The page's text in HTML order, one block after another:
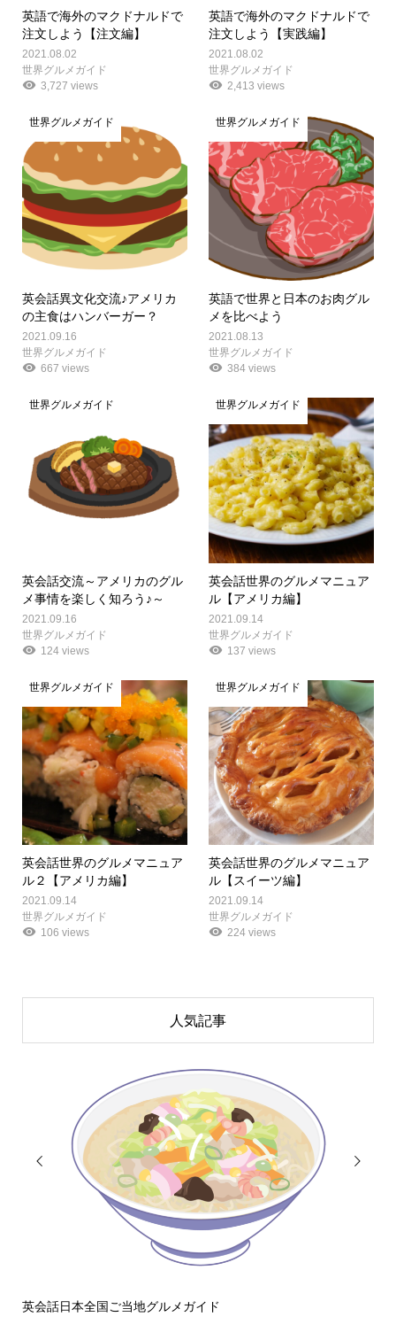
英語で海外のマクドナルドで
注文しよう【注文編】
2021.08.02
世界グルメガイド
3,727 views
英語で海外のマクドナルドで
注文しよう【実践編】
2021.08.02
世界グルメガイド
2,413 views
世界グルメガイド
英会話異文化交流♪アメリカ
の主食はハンバーガー？
2021.09.16
世界グルメガイド
667 views
世界グルメガイド
英語で世界と日本のお肉グル
メを比べよう
2021.08.13
世界グルメガイド
384 views
世界グルメガイド
英会話交流～アメリカのグル
メ事情を楽しく知ろう♪～
2021.09.16
世界グルメガイド
124 views
世界グルメガイド
英会話世界のグルメマニュア
ル【アメリカ編】
2021.09.14
世界グルメガイド
137 views
世界グルメガイド
英会話世界のグルメマニュア
ル２【アメリカ編】
2021.09.14
世界グルメガイド
106 views
世界グルメガイド
英会話世界のグルメマニュア
ル【スイーツ編】
2021.09.14
世界グルメガイド
224 views
人気記事

英会話日本全国ご当地グルメガイド
